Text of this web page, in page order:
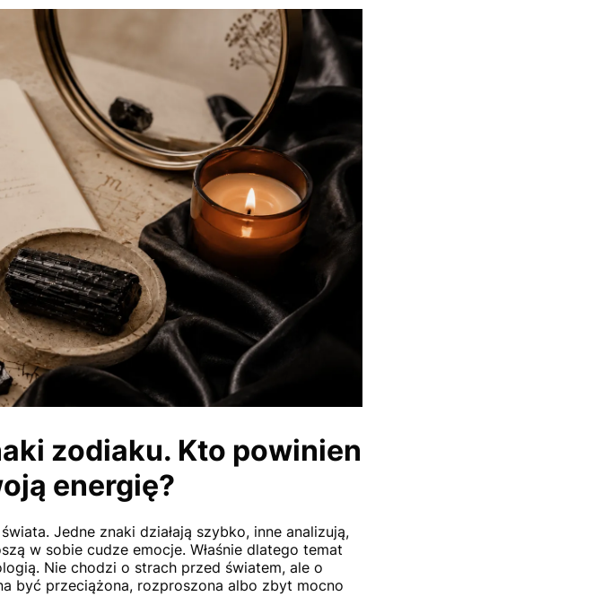
zodiaku. Kto powinien
energię?
Jedne znaki działają szybko, inne analizują,
w sobie cudze emocje. Właśnie dlatego temat
Nie chodzi o strach przed światem, ale o
być przeciążona, rozproszona albo zbyt mocno